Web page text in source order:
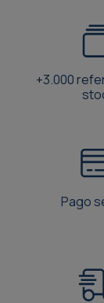
+3.000
Pago